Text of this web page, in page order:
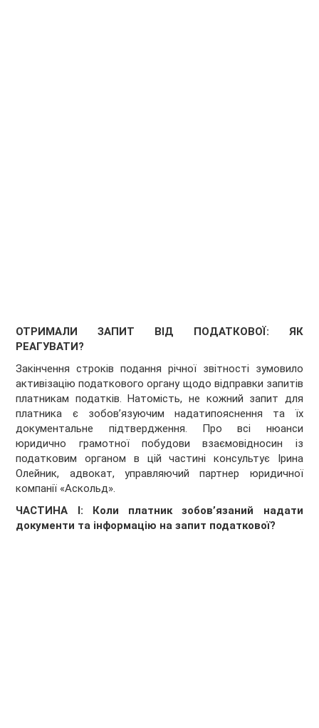
ОТРИМАЛИ ЗАПИТ ВІД ПОДАТКОВОЇ: ЯК
РЕАГУВАТИ?
Закінчення строків подання річної звітності зумовило
активізацію податкового органу щодо відправки запитів
платникам податків. Натомість, не кожний запит для
платника є зобов’язуючим надатипояснення та їх
документальне підтвердження. Про всі нюанси
юридично грамотної побудови взаємовідносин із
податковим органом в цій частині консультує Ірина
Олейник, адвокат, управляючий партнер юридичної
компанії «Аскольд».
ЧАСТИНА І: Коли платник зобов’язаний надати
документи та інформацію на запит податкової?